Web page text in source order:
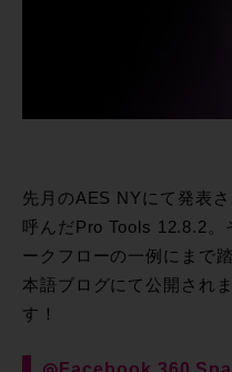
先月のAES NYにて発表
呼んだPro Tools 12.8.2。
ークフローの一例にまで
本語ブログにて公開され
す！